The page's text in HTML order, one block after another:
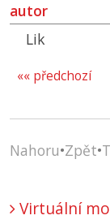
autor
Lik
«« předchozí
Nahoru•Zpět•
Virtuální